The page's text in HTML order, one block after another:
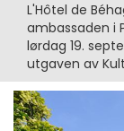
L'Hôtel de
ambassaden i
lørdag 19.
utgaven av